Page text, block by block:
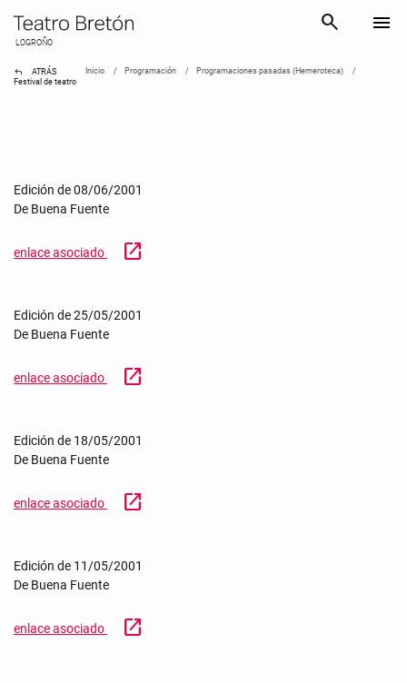
LOGROÑO
search menu
reply ATRÁS Inicio Programación
Programaciones pasadas (Hemeroteca)
Festival de teatro
Edición de 08/06/2001
De Buena Fuente
enlace asociado open_in_new
Edición de 25/05/2001
De Buena Fuente
enlace asociado open_in_new
Edición de 18/05/2001
De Buena Fuente
enlace asociado open_in_new
Edición de 11/05/2001
De Buena Fuente
enlace asociado open_in_new